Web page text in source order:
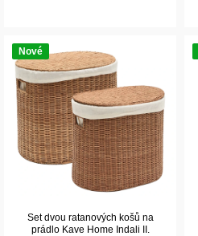
Nové
Set dvou ratanových košů na
prádlo Kave Home Indali II.